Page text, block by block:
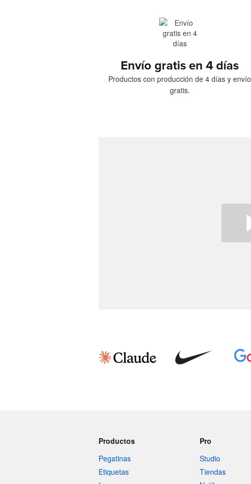
Envío gratis en 4 días
Productos con producción de 4 días y envío
gratis.
Productos
Pegatinas
Etiquetas
Pro
Studio
Tiendas